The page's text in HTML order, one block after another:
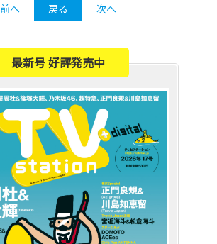
前へ 戻る 次へ
最新号 好評発売中